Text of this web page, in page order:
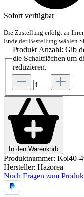
Sofort verfügbar
Die Zustellung erfolgt an
Ende der Bestellung wählen
Produkt Anzahl: Gib
die Schaltflächen um
reduzieren.
In den Warenkorb
Produktnummer: Koi40-
Hersteller: Hazorea
Noch Fragen zum